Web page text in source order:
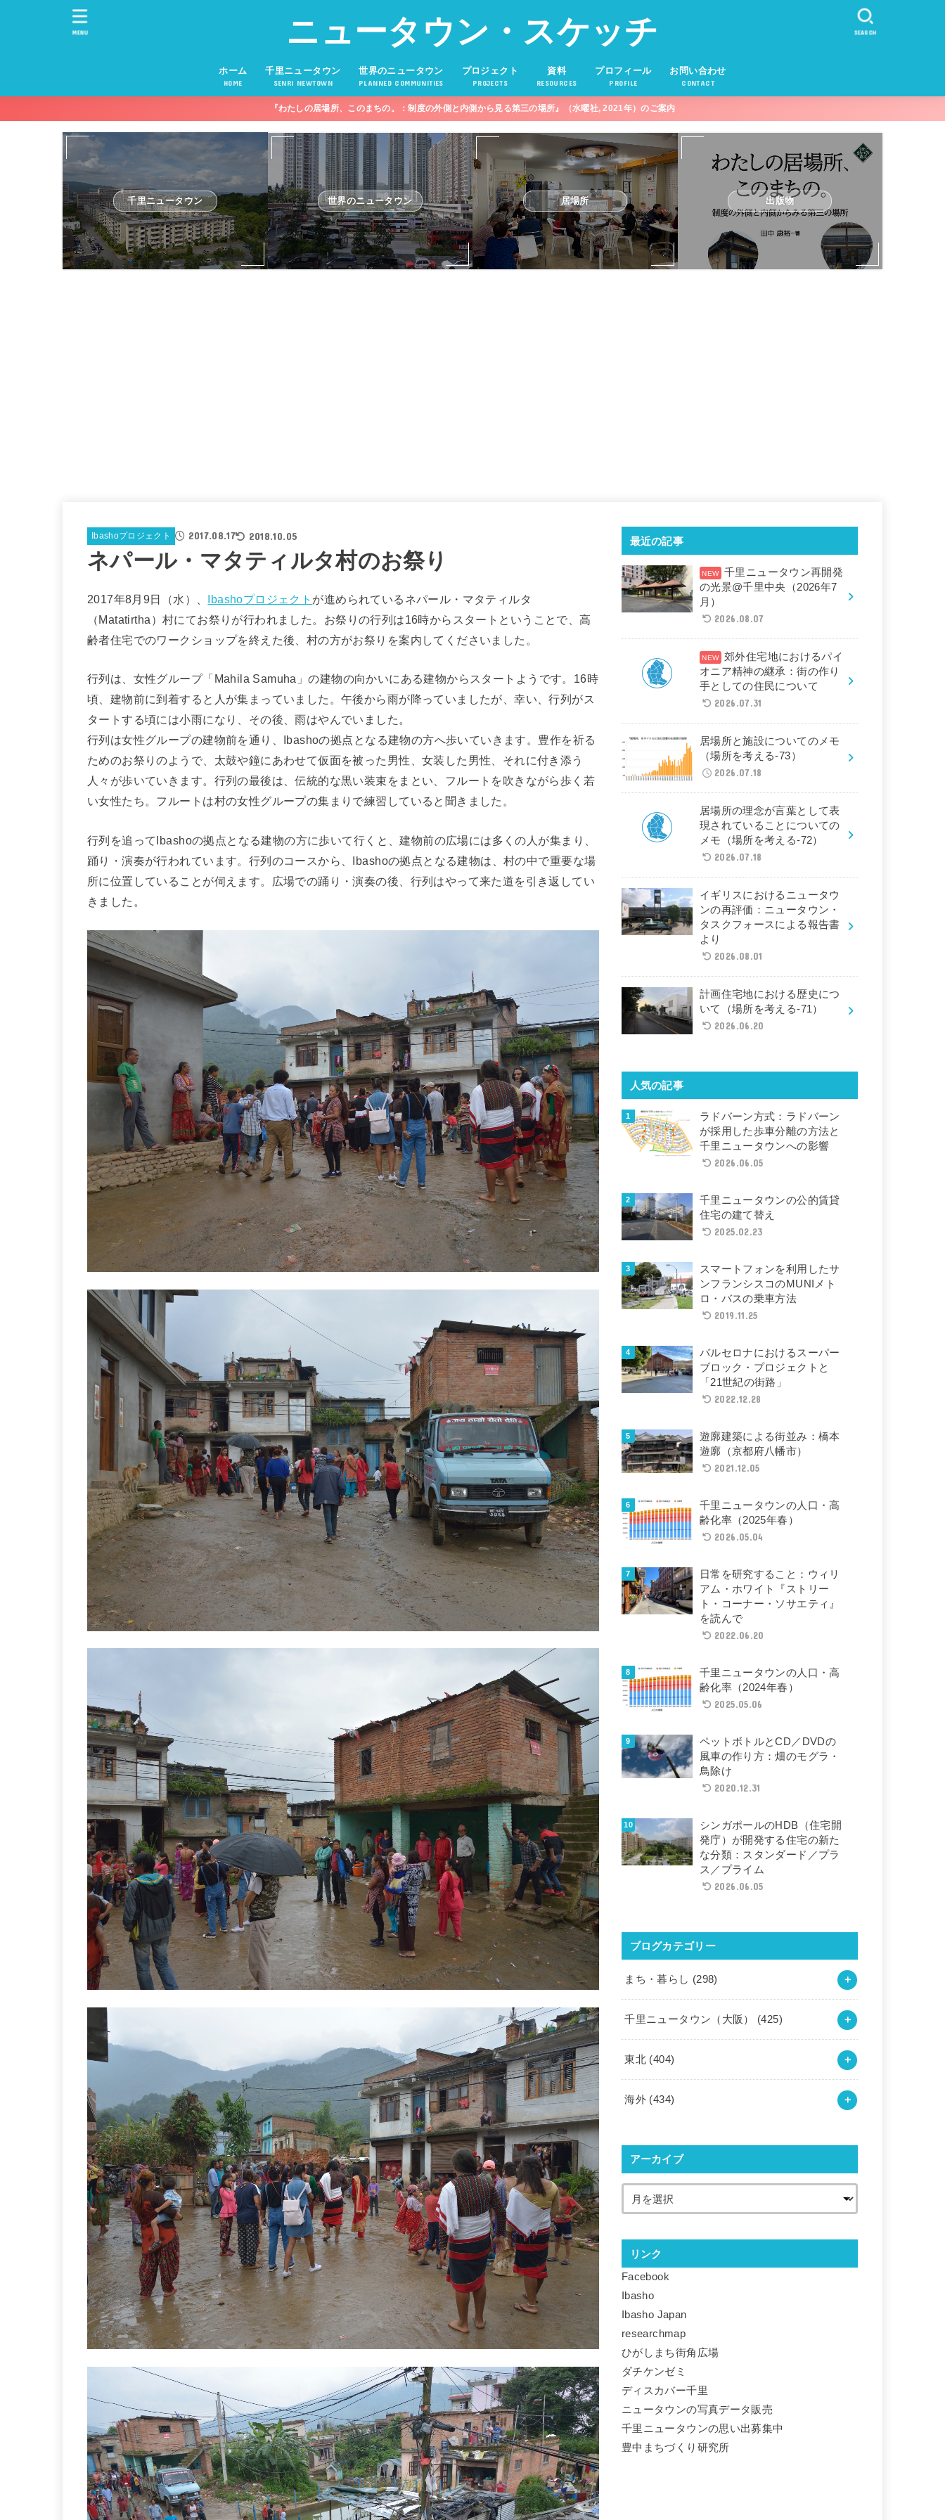
ニュータウン・スケッチ
ホーム
HOME
千里ニュータウン
SENRI NEWTOWN
世界のニュータウン
PLANNED COMMUNITIES
プロジェクト
PROJECTS
資料
RESOURCES
プロフィール
PROFILE
お問い合わせ
CONTACT
SEARCH
MENU
『わたしの居場所、このまちの。：制度の外側と内側から見る第三の場所』（水曜社, 2021年）のご案内
千里ニュータウン 世界のニュータウン 居場所 出版物
Ibashoプロジェクト 2017.08.17 2018.10.05
ネパール・マタティルタ村のお祭り
2017年8月9日（水）、 Ibashoプロジェクト が進められているネパール・マタティルタ
（Matatirtha）村にてお祭りが行われました。お祭りの行列は16時からスタートということで、高
齢者住宅でのワークショップを終えた後、村の方がお祭りを案内してくださいました。
行列は、女性グループ「Mahila Samuha」の建物の向かいにある建物からスタートようです。16時
頃、建物前に到着すると人が集まっていました。午後から雨が降っていましたが、幸い、行列がス
タートする頃には小雨になり、その後、雨はやんでいました。
行列は女性グループの建物前を通り、Ibashoの拠点となる建物の方へ歩いていきます。豊作を祈る
ためのお祭りのようで、太鼓や鐘にあわせて仮面を被った男性、女装した男性、それに付き添う
人々が歩いていきます。行列の最後は、伝統的な黒い装束をまとい、フルートを吹きながら歩く若
い女性たち。フルートは村の女性グループの集まりで練習していると聞きました。
行列を追ってIbashoの拠点となる建物の方に歩いて行くと、建物前の広場には多くの人が集まり、
踊り・演奏が行われています。行列のコースから、Ibashoの拠点となる建物は、村の中で重要な場
所に位置していることが伺えます。広場での踊り・演奏の後、行列はやって来た道を引き返してい
きました。
最近の記事
千里ニュータウン再開発
の光景@千里中央（2026年7
月）
2026.08.07
郊外住宅地におけるパイ
オニア精神の継承：街の作り
手としての住民について
2026.07.31
居場所と施設についてのメモ
（場所を考える-73）
2026.07.18
居場所の理念が言葉として表
現されていることについての
メモ（場所を考える-72）
2026.07.18
イギリスにおけるニュータウ
ンの再評価：ニュータウン・
タスクフォースによる報告書
より
2026.08.01
計画住宅地における歴史につ
いて（場所を考える-71）
2026.06.20
人気の記事
ラドバーン方式：ラドバーン
が採用した歩車分離の方法と
千里ニュータウンへの影響
2026.06.05
千里ニュータウンの公的賃貸
住宅の建て替え
2025.02.23
スマートフォンを利用したサ
ンフランシスコのMUNIメト
ロ・バスの乗車方法
2019.11.25
バルセロナにおけるスーパー
ブロック・プロジェクトと
「21世紀の街路」
2022.12.28
遊廓建築による街並み：橋本
遊廓（京都府八幡市）
2021.12.05
千里ニュータウンの人口・高
齢化率（2025年春）
2026.05.04
日常を研究すること：ウィリ
アム・ホワイト『ストリー
ト・コーナー・ソサエティ』
を読んで
2022.06.20
千里ニュータウンの人口・高
齢化率（2024年春）
2025.05.06
ペットボトルとCD／DVDの
風車の作り方：畑のモグラ・
鳥除け
2020.12.31
シンガポールのHDB（住宅開
発庁）が開発する住宅の新た
な分類：スタンダード／プラ
ス／プライム
2026.06.05
ブログカテゴリー
まち・暮らし (298)
千里ニュータウン（大阪） (425)
東北 (404)
海外 (434)
アーカイブ
リンク
Facebook
Ibasho
Ibasho Japan
researchmap
ひがしまち街角広場
ダチケンゼミ
ディスカバー千里
ニュータウンの写真データ販売
千里ニュータウンの思い出募集中
豊中まちづくり研究所